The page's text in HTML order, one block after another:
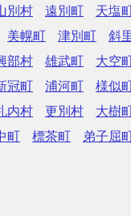
別村 遠別町
天塩
美幌町 津別町
斜
部村 雄武町
大空
冠町 浦河町
様似
内村 更別村
大樹
町 標茶町
弟子屈